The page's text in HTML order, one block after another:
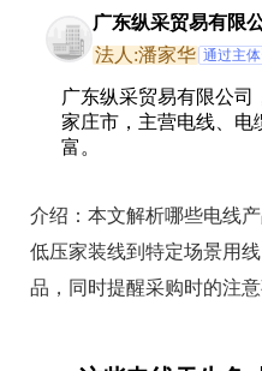
广东纵采贸易有限
法人:潘家华 通过主
广东纵采贸易有限公司
家庄市，主营电线、电
富。
介绍： 本文解析哪些电线
低压家装线到特定场景用
品，同时提醒采购时的注意